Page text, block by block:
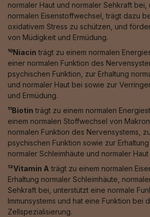
normaler Haut und normaler Sehkraft bei,
normalen Eisenstoffwechsel, trägt dazu
oxidativem Stress zu schützen, und
von Müdigkeit und Ermüdung.
¹⁰Niacin trägt zu einem normalen
einer normalen Funktion des
psychischen Funktion, zur Erhaltung
und normaler Haut bei sowie zur
und Ermüdung.
¹¹Biotin trägt zu einem normalen
einem normalen Stoffwechsel von
normalen Funktion des Nervensystems,
psychischen Funktion sowie zur Erhaltung
normaler Schleimhäute und normaler Haut
¹²Vitamin A trägt zu einem normalen
Erhaltung normaler Schleimhäute,
Sehkraft bei, unterstützt eine normale
Immunsystems und hat eine Funktion bei
Zellspezialisierung.